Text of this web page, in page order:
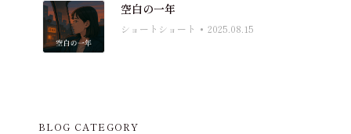
空白の一年
ショートショート 2025.08.15
BLOG CATEGORY